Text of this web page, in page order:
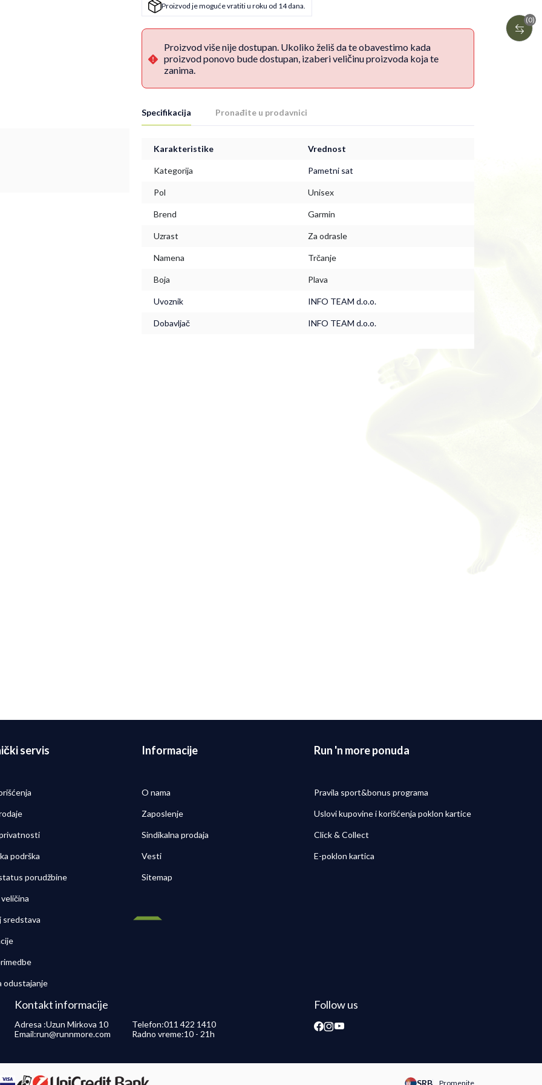
(0)
Proizvod je moguće vratiti u roku od 14 dana.
Proizvod više nije dostupan. Ukoliko želiš da te obavestimo kada
proizvod ponovo bude dostupan, izaberi veličinu proizvoda koja te
zanima.
Specifikacija Pronađite u prodavnici
Karakteristike Vrednost
Kategorija Pametni sat
Pol Unisex
Brend Garmin
Uzrast Za odrasle
Namena Trčanje
Boja Plava
Uvoznik INFO TEAM d.o.o.
Dobavljač INFO TEAM d.o.o.
servis
podrška
porudžbine
sredstava
odustajanje
Informacije
O nama
Zaposlenje
Sindikalna prodaja
Vesti
Sitemap
Run 'n more ponuda
Pravila sport&bonus programa
Uslovi kupovine i korišćenja poklon kartice
Click & Collect
E-poklon kartica
Kontakt informacije
Adresa :Uzun Mirkova 10 Telefon:011 422 1410
Email:run@runnmore.com Radno vreme:10 - 21h
Follow us
SRB Promenite